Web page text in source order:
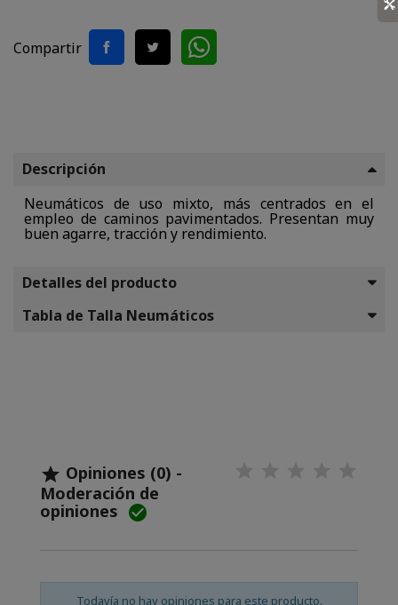
Compartir
Descripción
Neumáticos de uso mixto, más centrados en el
empleo de caminos pavimentados. Presentan muy
buen agarre, tracción y rendimiento.
Detalles del producto
Tabla de Talla Neumáticos
 Opiniones (0) -
Moderación de
opiniones 
Todavía no hay opiniones para este producto.